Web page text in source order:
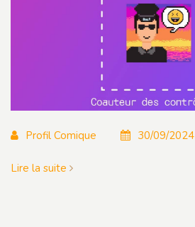
Profil Comique 30/09/2024
Lire la suite